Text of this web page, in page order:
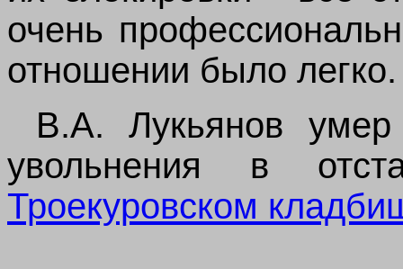
очень
отношении было легко.
В.А. Лукьянов
увольнения в
Троекуровском